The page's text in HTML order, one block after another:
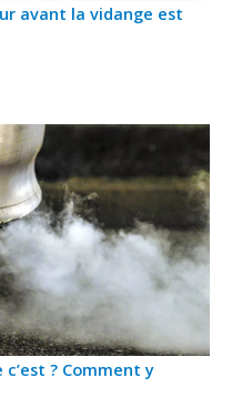
avant la vidange est
? Comment y